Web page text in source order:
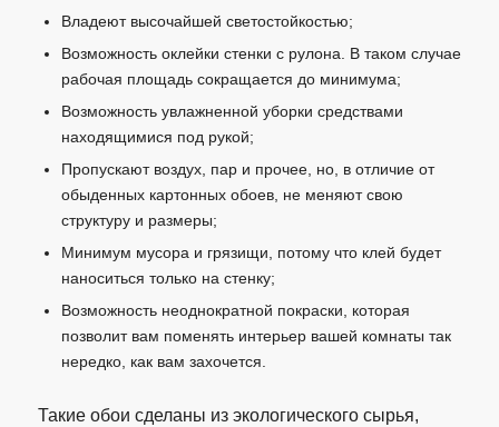
Владеют высочайшей светостойкостью;
Возможность оклейки стенки с рулона. В таком случае
рабочая площадь сокращается до минимума;
Возможность увлажненной уборки средствами
находящимися под рукой;
Пропускают воздух, пар и прочее, но, в отличие от
обыденных картонных обоев, не меняют свою
структуру и размеры;
Минимум мусора и грязищи, потому что клей будет
наноситься только на стенку;
Возможность неоднократной покраски, которая
позволит вам поменять интерьер вашей комнаты так
нередко, как вам захочется.
Такие обои сделаны из экологического сырья,